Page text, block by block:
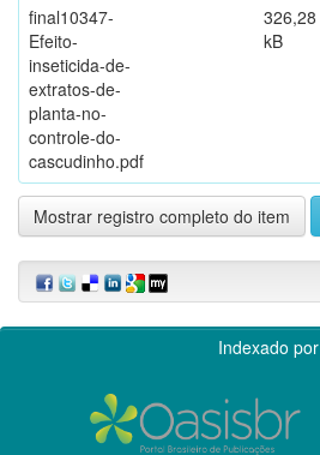
final10347-
Efeito-
inseticida-de-
extratos-de-
planta-no-
controle-do-
cascudinho.pdf
326,28
kB
Mostrar registro completo do item
Indexado por